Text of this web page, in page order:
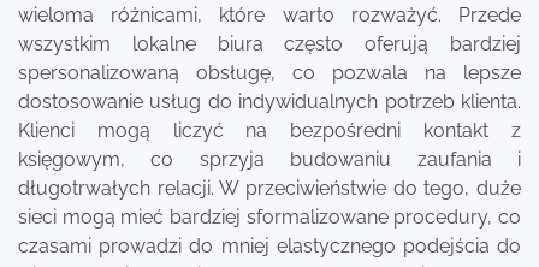
wieloma różnicami, które warto rozważyć. Przede
wszystkim lokalne biura często oferują bardziej
spersonalizowaną obsługę, co pozwala na lepsze
dostosowanie usług do indywidualnych potrzeb klienta.
Klienci mogą liczyć na bezpośredni kontakt z
księgowym, co sprzyja budowaniu zaufania i
długotrwałych relacji. W przeciwieństwie do tego, duże
sieci mogą mieć bardziej sformalizowane procedury, co
czasami prowadzi do mniej elastycznego podejścia do